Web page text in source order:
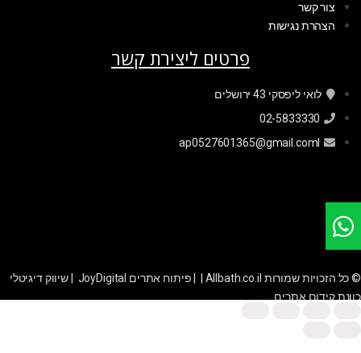
צור קשר
הצהרת נגישות
פרטים ליצירת קשר
לואי ליפסקי 43 ירושלים
02-5833330
ap0527601365@gmail.coml
© כל הזכויות שמורות Allbath.co.il | | פיתוח אתרים JoyDigital
שיווק דיגיטלי
כוונת קידום אתרים